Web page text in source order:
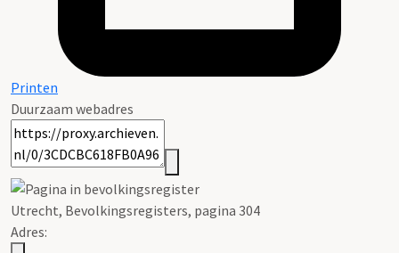
Printen
Duurzaam webadres
Utrecht, Bevolkingsregisters, pagina 304
Adres: